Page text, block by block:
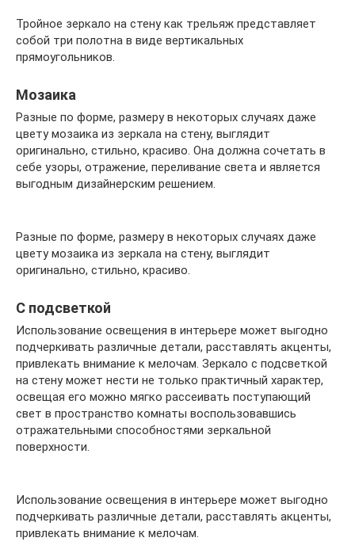
Тройное зеркало на стену как трельяж представляет
собой три полотна в виде вертикальных
прямоугольников.
Мозаика
Разные по форме, размеру в некоторых случаях даже
цвету мозаика из зеркала на стену, выглядит
оригинально, стильно, красиво. Она должна сочетать в
себе узоры, отражение, переливание света и является
выгодным дизайнерским решением.
Разные по форме, размеру в некоторых случаях даже
цвету мозаика из зеркала на стену, выглядит
оригинально, стильно, красиво.
С подсветкой
Использование освещения в интерьере может выгодно
подчеркивать различные детали, расставлять акценты,
привлекать внимание к мелочам. Зеркало с подсветкой
на стену может нести не только практичный характер,
освещая его можно мягко рассеивать поступающий
свет в пространство комнаты воспользовавшись
отражательными способностями зеркальной
поверхности.
Использование освещения в интерьере может выгодно
подчеркивать различные детали, расставлять акценты,
привлекать внимание к мелочам.